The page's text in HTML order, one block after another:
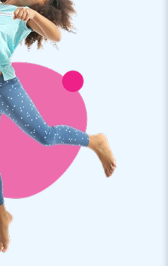
en een duidelijke
beginnen.
5 jaar garantie
punten verstevigd,
van sterk, hoge kwaliteit
Splashy kussen duurzaam en
Je krijgt op deze inflatable 5
met deze attractie jarenlang
Clownvis en bezorg jouw